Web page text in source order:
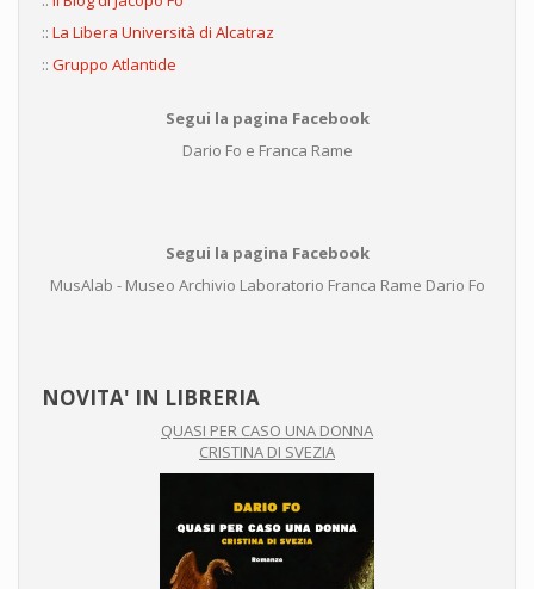
:: La Libera Università di Alcatraz
:: Gruppo Atlantide
Segui la pagina Facebook
Dario Fo e Franca Rame
Segui la pagina Facebook
MusAlab - Museo Archivio Laboratorio Franca Rame Dario Fo
NOVITA' IN LIBRERIA
QUASI PER CASO UNA DONNA
CRISTINA DI SVEZIA